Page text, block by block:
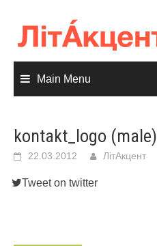
content
Main Menu
kontakt_logo (male)
22.03.2012 ЛітАкцент
Tweet on twitter